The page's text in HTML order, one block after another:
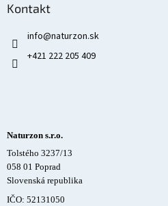
Kontakt
info@naturzon.sk
+421 222 205 409
Naturzon s.r.o.
Tolstého 3237/13
058 01 Poprad
Slovenská republika
IČO: 52131050